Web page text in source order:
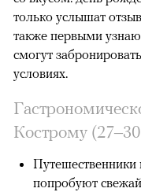
только услышат
также первыми
смогут
условиях.
Кострому
Путешественники
попробуют